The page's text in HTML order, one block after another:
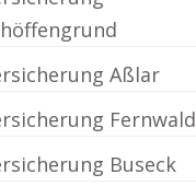
Aßlar
Fernwald
Buseck